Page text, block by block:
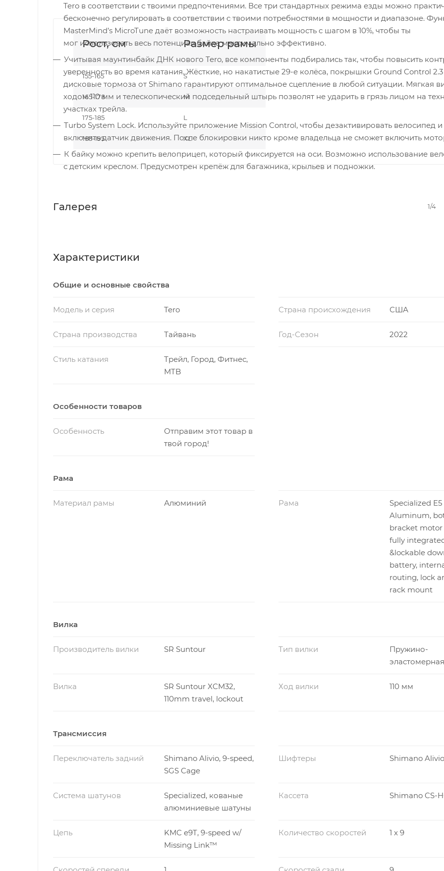
Tero в соответствии с твоими предпочтениями. Все три стандартных режима езды можно
бесконечно регулировать в соответствии с твоими потребностями в мощности и диапазоне.
MasterMind’s MicroTune даёт возможность настраивать мощность с шагом в 10%, чтобы ты
мог использовать весь потенциал байка максимально эффективно.
Учитывая маунтинбайк ДНК нового Tero, все компоненты подбирались так, чтобы повысить
уверенность во время катания. Жёсткие, но накатистые 29-е колёса, покрышки Ground Control
дисковые тормоза от Shimano гарантируют оптимальное сцепление в любой ситуации. Мягкая
ходом 110 мм и телескопический подседельный штырь позволят не ударить в грязь лицом на
участках трейла.
Turbo System Lock. Используйте приложение Mission Control, чтобы дезактивировать велосипед и
включить датчик движения. После блокировки никто кроме владельца не сможет включить
К байку можно крепить велоприцеп, который фиксируется на оси. Возможно использование
с детским креслом. Предусмотрен крепёж для багажника, крыльев и подножки.
Рост, см Размер рамы
155-165 S
165-178 M
175-185 L
185-195 XL
Галерея 1/4
Характеристики
Общие и основные свойства
Модель и серия Tero Страна происхождения США
Страна производства Тайвань Год-Сезон 2022
Стиль катания
Трейл, Город, Фитнес,
MTB
Особенности товаров
Особенность
Отправим этот товар в
твой город!
Рама
Материал рамы Алюминий Рама
Specialized E5
Aluminum,
bracket
fully
&lockable
battery,
routing, lock
rack mount
Вилка
Производитель вилки SR Suntour Тип вилки
Пружино-
эластомерная
Вилка
SR Suntour XCM32,
110mm travel, lockout
Ход вилки 110 мм
Трансмиссия
Переключатель задний
Shimano Alivio, 9-speed,
SGS Cage
Шифтеры Shimano
Система шатунов
Specialized, кованые
алюминиевые шатуны
Кассета Shimano CS-
Цепь
KMC e9T, 9-speed w/
Missing Link™
Количество скоростей 1 x 9